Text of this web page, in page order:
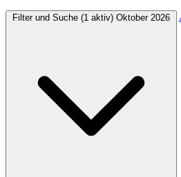
Filter und Suche (1 aktiv) Oktober 2026